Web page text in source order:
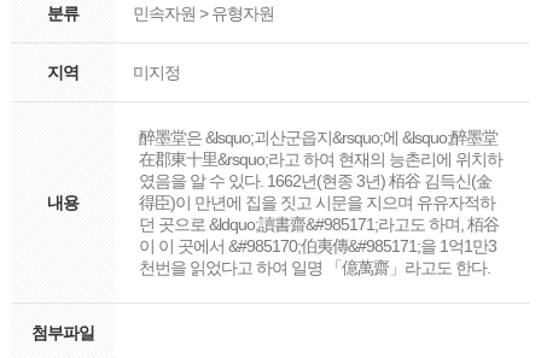
분류 민속자원 > 유형자원
지역 미지정
내용
醉墨堂은 &lsquo;괴산군읍지&rsquo;에 &lsquo;醉墨堂
在郡東十里&rsquo;라고 하여 현재의 능촌리에 위치하
였음을 알 수 있다. 1662년(현종 3년) 栢谷 김득신(金
得臣)이 만년에 집을 짓고 시문을 지으며 유유자적하
던 곳으로 &ldquo;讀書齋&#985171;라고도 하며, 栢谷
이 이 곳에서 &#985170;伯夷傳&#985171;을 1억1만3
천번을 읽었다고 하여 일명 「億萬齋」라고도 한다.
첨부파일